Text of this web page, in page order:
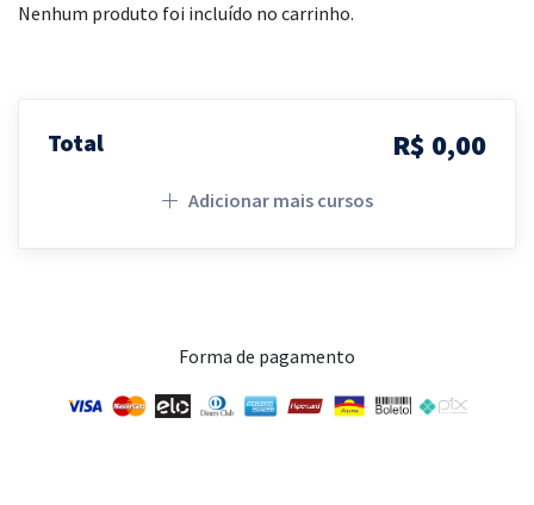
Nenhum produto foi incluído no carrinho.
Total R$ 0,00
Adicionar mais cursos
Forma de pagamento